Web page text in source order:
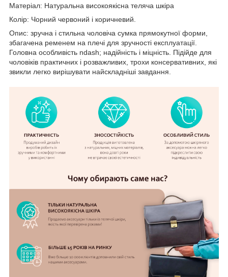
Матеріал: Натуральна високоякісна теляча шкіра
Колір: Чорний червоний і коричневий.
Опис: зручна і стильна чоловіча сумка прямокутної форми,
збагачена ременем на плечі для зручності експлуатації.
Головна особливість ndash; надійність і міцність. Підійде для
чоловіків практичних і розважливих, трохи консервативних, які
звикли легко вирішувати найскладніші завдання.